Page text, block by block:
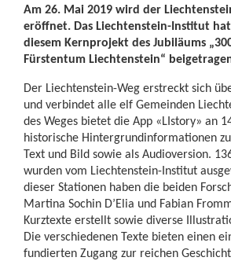
Am 26. Mai 2019 wird der
eröffnet. Das Liechtenstein-Institut hat
diesem Kernprojekt des Jubiläums
Fürstentum Liechtenstein“
Der Liechtenstein-Weg erstreckt sich
und verbindet alle elf Gemeinden
des Weges bietet die App «LIstory» an
historische Hintergrundinformationen
Text und Bild sowie als Audioversion.
wurden vom Liechtenstein-Institut
dieser Stationen haben die beiden
Martina Sochin D’Elia und Fabian
Kurztexte erstellt sowie diverse
Die verschiedenen Texte bieten einen
fundierten Zugang zur reichen